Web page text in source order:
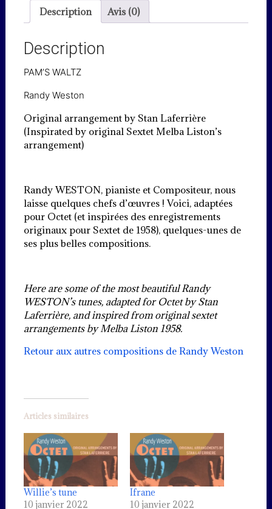
Description Avis (0)
Description
PAM’S WALTZ
Randy Weston
Original arrangement by Stan Laferrière
(Inspirated by original Sextet Melba Liston’s
arrangement)
Randy WESTON, pianiste et Compositeur, nous
laisse quelques chefs d’œuvres ! Voici, adaptées
pour Octet (et inspirées des enregistrements
originaux pour Sextet de 1958), quelques-unes de
ses plus belles compositions.
Here are some of the most beautiful Randy
WESTON’s tunes, adapted for Octet by Stan
Laferrière, and inspired from original sextet
arrangements by Melba Liston 1958.
Retour aux autres compositions de Randy Weston
Articles similaires
Willie’s tune
10 janvier 2022
Ifrane
10 janvier 2022